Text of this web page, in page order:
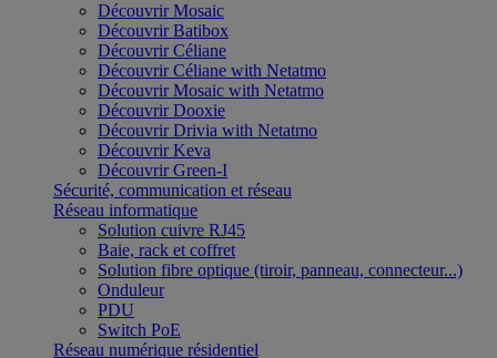
Découvrir Mosaic
Découvrir Batibox
Découvrir Céliane
Découvrir Céliane with Netatmo
Découvrir Mosaic with Netatmo
Découvrir Dooxie
Découvrir Drivia with Netatmo
Découvrir Keva
Découvrir Green-I
Sécurité, communication et réseau
Réseau informatique
Solution cuivre RJ45
Baie, rack et coffret
Solution fibre optique (tiroir, panneau, connecteur...)
Onduleur
PDU
Switch PoE
Réseau numérique résidentiel